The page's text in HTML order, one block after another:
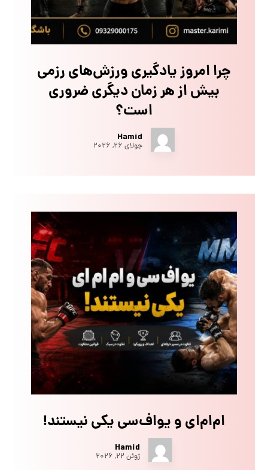
چرا امروز یادگیری ورزش‌های رزمی
بیش از هر زمان دیگری ضروری
است؟
Hamid
جولای ۲۶, ۲۰۲۶
ام‌ام‌ای و یو‌اف‌سی یکی نیستند!
Hamid
ژوئن ۲۲, ۲۰۲۶